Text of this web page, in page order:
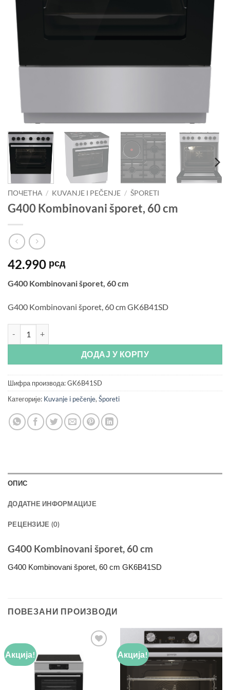
ПОЧЕТНА / KUVANJE I PEČENJE / ŠPORETI
G400 Kombinovani šporet, 60 cm
42.990 рсд
G400 Kombinovani šporet, 60 cm
G400 Kombinovani šporet, 60 cm GK6B41SD
ДОДАЈ У КОРПУ
Шифра производа:GK6B41SD
Категорије: Kuvanje i pečenje,Šporeti
ОПИС
ДОДАТНЕ ИНФОРМАЦИЈЕ
РЕЦЕНЗИЈЕ (0)
G400 Kombinovani šporet, 60 cm
G400 Kombinovani šporet, 60 cm GK6B41SD
ПОВЕЗАНИ ПРОИЗВОДИ
Акција! Акција!
Add to
wishlist